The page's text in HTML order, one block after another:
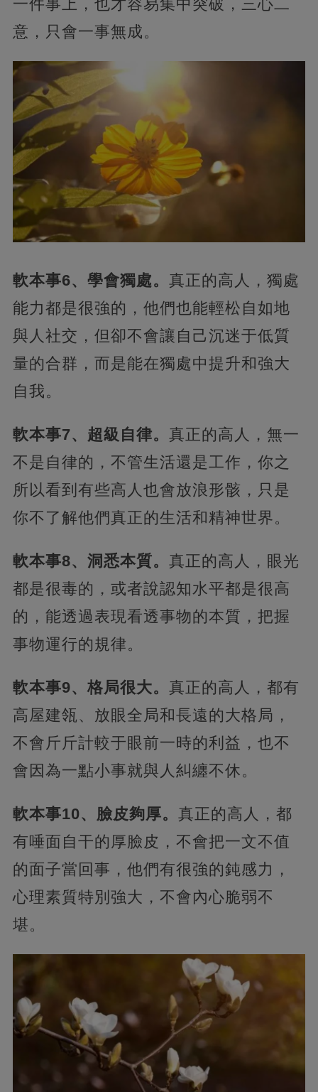
一件事上，也才容易集中突破，三心二
意，只會一事無成。
軟本事6、學會獨處。 真正的高人，獨處
能力都是很強的，他們也能輕松自如地
與人社交，但卻不會讓自己沉迷于低質
量的合群，而是能在獨處中提升和強大
自我。
軟本事7、超級自律。 真正的高人，無一
不是自律的，不管生活還是工作，你之
所以看到有些高人也會放浪形骸，只是
你不了解他們真正的生活和精神世界。
軟本事8、洞悉本質。 真正的高人，眼光
都是很毒的，或者說認知水平都是很高
的，能透過表現看透事物的本質，把握
事物運行的規律。
軟本事9、格局很大。 真正的高人，都有
高屋建瓴、放眼全局和長遠的大格局，
不會斤斤計較于眼前一時的利益，也不
會因為一點小事就與人糾纏不休。
軟本事10、臉皮夠厚。 真正的高人，都
有唾面自干的厚臉皮，不會把一文不值
的面子當回事，他們有很強的鈍感力，
心理素質特別強大，不會內心脆弱不
堪。